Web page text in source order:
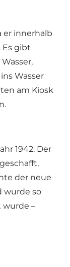
er innerhalb
Es gibt
Wasser
am Kiosk
1942. Der
der neue
wurde so
wurde –